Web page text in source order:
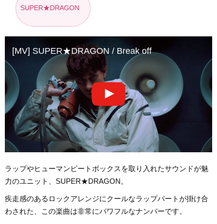
SUPER★DRAGON
[MV] SUPER★DRAGON / Break off
ラップやヒューマンビートボックスを取り入れたサウンドが魅
力のユニット、SUPER★DRAGON。
疾走感のあるロックアレンジにクールなラップパートが掛け合
わされた、この楽曲は非常にパワフルなナンバーです。